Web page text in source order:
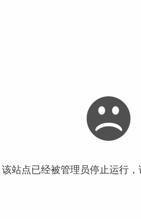
站点已经被管理员停止运行